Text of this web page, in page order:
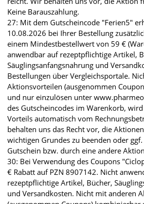
Keine Barauszahlung.
27: Mit dem Gutscheincode "Ferien5"
10.08.2026 bei Ihrer Bestellung
einem Mindestbestellwert von 59 €
anwendbar auf rezeptpflichtige Artikel,
Säuglingsanfangsnahrung und
Bestellungen über Vergleichsportale.
Aktionsvorteilen (ausgenommen
und nur einzulösen unter
des Gutscheincodes im Warenkorb,
Vorteils automatisch vom
behalten uns das Recht vor, die
wichtigen Grundes zu beenden oder
Gutschein bzw. durch eine andere
30: Bei Verwendung des Coupons
€ Rabatt auf PZN 8907142. Nicht
rezeptpflichtige Artikel, Bücher,
und Versandkosten. Nicht mit anderen